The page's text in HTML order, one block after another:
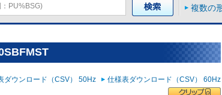
複数の
ダウンロード（CSV） 50Hz 仕様表ダウンロード（CSV） 60Hz